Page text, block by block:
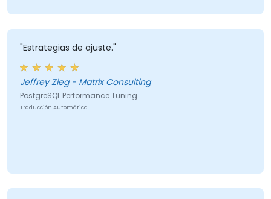
"Estrategias de ajuste."
Jeffrey Zieg - Matrix Consulting
PostgreSQL Performance Tuning
Traducción Automática